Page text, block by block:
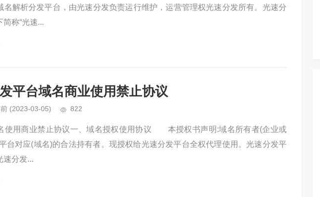
名解析分发平台，由光速分发负责运行维护，运营管理权光速分发所有。光速分
称“光速...
平台域名商业使用禁止协议
(2023-03-05) 822
使用商业禁止协议一、域名授权使用协议 本授权书声明:域名所有者(企业或
台对应(域名)的合法持有者。现授权给光速分发平台全权代理使用。光速分发平
速分发...